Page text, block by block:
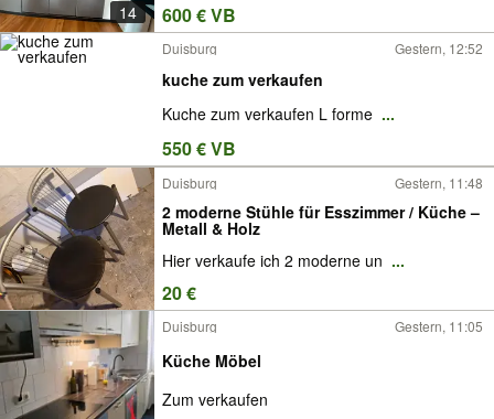
14 600 € VB
Duisburg Gestern, 12:52
kuche zum verkaufen
Kuche zum verkaufen L forme ...
550 € VB
Duisburg Gestern, 11:48
2 moderne Stühle für Esszimmer / Küche –
Metall & Holz
Hier verkaufe ich 2 moderne un ...
20 €
Duisburg Gestern, 11:05
Küche Möbel
Zum verkaufen